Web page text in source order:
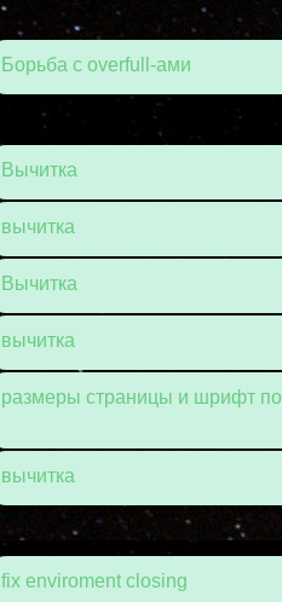
Борьба с overfull-ами
Вычитка
вычитка
Вычитка
вычитка
размеры страницы и шрифт
вычитка
fix enviroment closing